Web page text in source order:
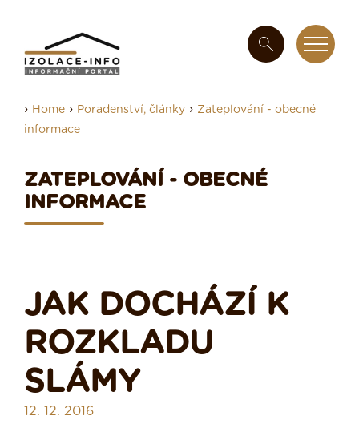
› Home › Poradenství, články › Zateplování - obecné
informace
ZATEPLOVÁNÍ - OBECNÉ
INFORMACE
JAK DOCHÁZÍ K
ROZKLADU
SLÁMY
12. 12. 2016